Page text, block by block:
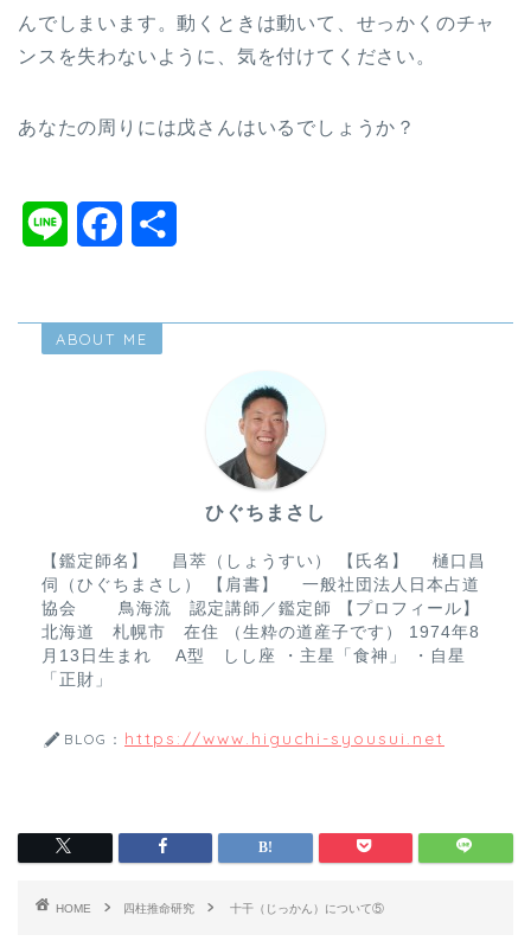
んでしまいます。動くときは動いて、せっかくのチャ
ンスを失わないように、気を付けてください。
あなたの周りには戊さんはいるでしょうか？
e e
ABOUT ME
ひぐちまさし
【鑑定師名】 昌萃（しょうすい） 【氏名】 樋口昌
伺（ひぐちまさし） 【肩書】 一般社団法人日本占道
協会 鳥海流 認定講師／鑑定師 【プロフィール】
北海道 札幌市 在住 （生粋の道産子です） 1974年8
月13日生まれ A型 しし座 ・主星「食神」 ・自星
「正財」
BLOG： https://www.higuchi-syousui.net
HOME 四柱推命研究 十干（じっかん）について⑤